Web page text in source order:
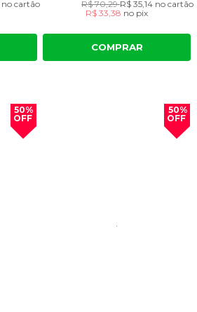
no cartão
R$ 70,29R$ 35,14 no cartão
R$ 33,38 no pix
COMPRAR
50%
OFF
50%
OFF